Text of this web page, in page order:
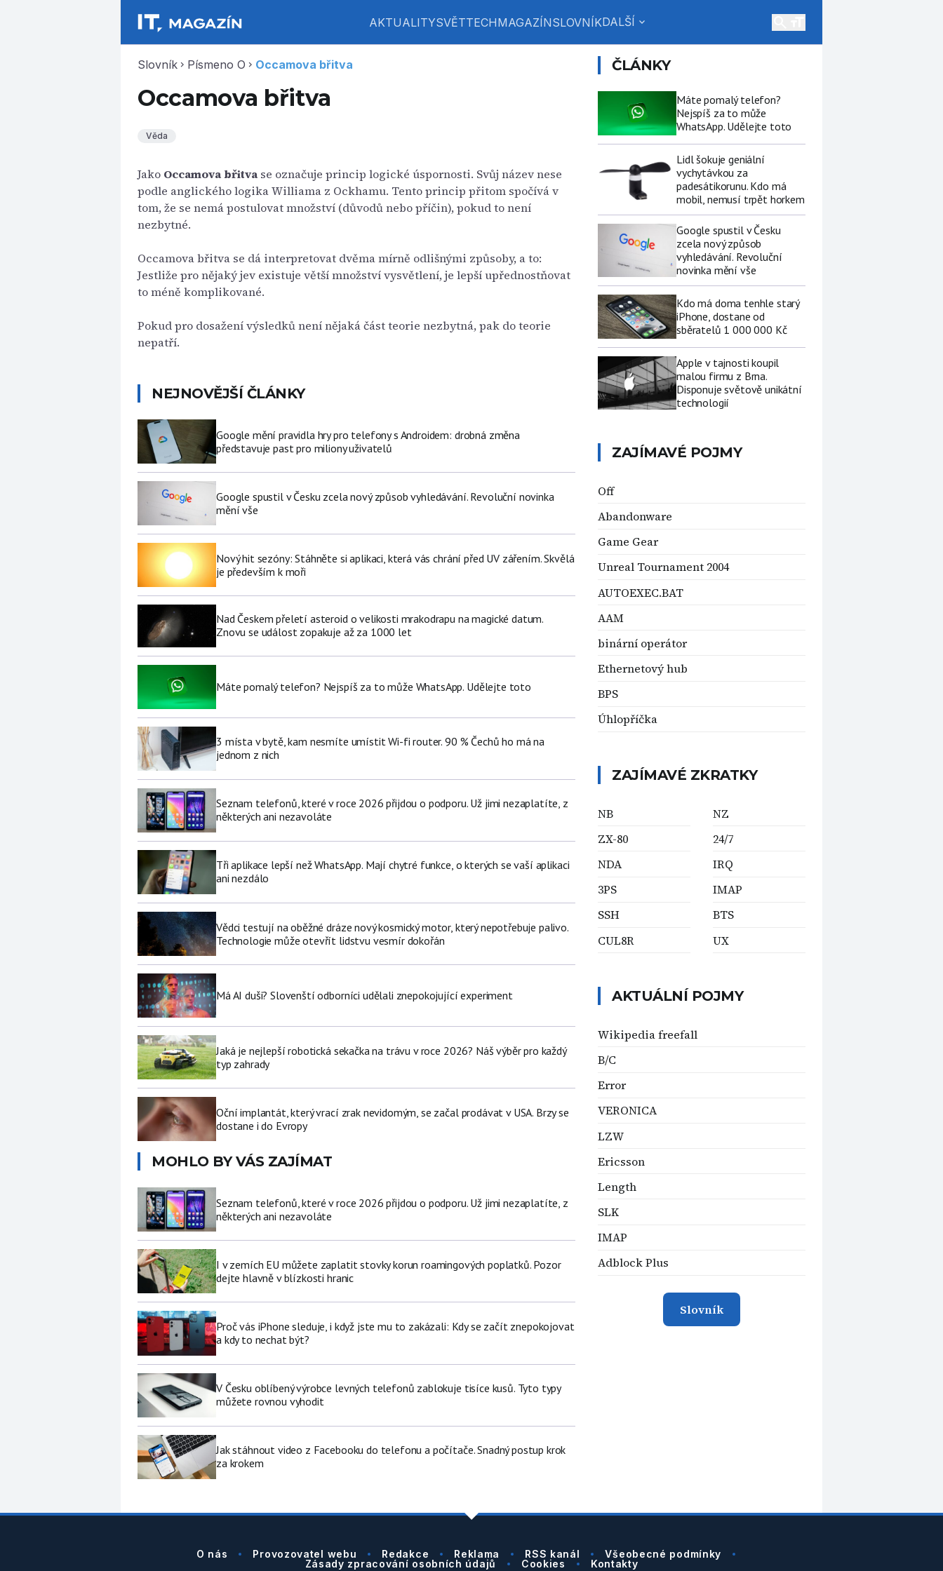
AKTUALITYSVĚTTECHMAGAZÍNSLOVNÍKDALŠÍ expand_more
Slovník chevron_right Písmeno O chevron_right Occamova břitva
Occamova břitva
Věda
Jako Occamova břitva se označuje princip logické úspornosti. Svůj název nese
podle anglického logika Williama z Ockhamu. Tento princip přitom spočívá v
tom, že se nemá postulovat množství (důvodů nebo příčin), pokud to není
nezbytné.
Occamova břitva se dá interpretovat dvěma mírně odlišnými způsoby, a to:
Jestliže pro nějaký jev existuje větší množství vysvětlení, je lepší upřednostňovat
to méně komplikované.
Pokud pro dosažení výsledků není nějaká část teorie nezbytná, pak do teorie
nepatří.
NEJNOVĚJŠÍ ČLÁNKY
Google mění pravidla hry pro telefony s Androidem: drobná změna
představuje past pro miliony uživatelů
Google spustil v Česku zcela nový způsob vyhledávání. Revoluční novinka
mění vše
Nový hit sezóny: Stáhněte si aplikaci, která vás chrání před UV zářením. Skvělá
je především k moři
Nad Českem přeletí asteroid o velikosti mrakodrapu na magické datum.
Znovu se událost zopakuje až za 1000 let
Máte pomalý telefon? Nejspíš za to může WhatsApp. Udělejte toto
3 místa v bytě, kam nesmíte umístit Wi-fi router. 90 % Čechů ho má na
jednom z nich
Seznam telefonů, které v roce 2026 přijdou o podporu. Už jimi nezaplatíte, z
některých ani nezavoláte
Tři aplikace lepší než WhatsApp. Mají chytré funkce, o kterých se vaší aplikaci
ani nezdálo
Vědci testují na oběžné dráze nový kosmický motor, který nepotřebuje palivo.
Technologie může otevřít lidstvu vesmír dokořán
Má AI duši? Slovenští odborníci udělali znepokojující experiment
Jaká je nejlepší robotická sekačka na trávu v roce 2026? Náš výběr pro každý
typ zahrady
Oční implantát, který vrací zrak nevidomým, se začal prodávat v USA. Brzy se
dostane i do Evropy
MOHLO BY VÁS ZAJÍMAT
Seznam telefonů, které v roce 2026 přijdou o podporu. Už jimi nezaplatíte, z
některých ani nezavoláte
I v zemích EU můžete zaplatit stovky korun roamingových poplatků. Pozor
dejte hlavně v blízkosti hranic
Proč vás iPhone sleduje, i když jste mu to zakázali: Kdy se začít znepokojovat
a kdy to nechat být?
V Česku oblíbený výrobce levných telefonů zablokuje tisíce kusů. Tyto typy
můžete rovnou vyhodit
Jak stáhnout video z Facebooku do telefonu a počítače. Snadný postup krok
za krokem
ČLÁNKY
Máte pomalý telefon?
Nejspíš za to může
WhatsApp. Udělejte toto
Lidl šokuje geniální
vychytávkou za
padesátikorunu. Kdo má
mobil, nemusí trpět horkem
Google spustil v Česku
zcela nový způsob
vyhledávání. Revoluční
novinka mění vše
Kdo má doma tenhle starý
iPhone, dostane od
sběratelů 1 000 000 Kč
Apple v tajnosti koupil
malou firmu z Brna.
Disponuje světově unikátní
technologií
ZAJÍMAVÉ POJMY
Off
Abandonware
Game Gear
Unreal Tournament 2004
AUTOEXEC.BAT
AAM
binární operátor
Ethernetový hub
BPS
Úhlopříčka
ZAJÍMAVÉ ZKRATKY
NB
ZX-80
NDA
3PS
SSH
CUL8R
NZ
24/7
IRQ
IMAP
BTS
UX
AKTUÁLNÍ POJMY
Wikipedia freefall
B/C
Error
VERONICA
LZW
Ericsson
Length
SLK
IMAP
Adblock Plus
Slovník
O nás Provozovatel webu Redakce Reklama RSS kanál
Všeobecné podmínky
Zásady zpracování osobních údajů
Cookies Kontakty